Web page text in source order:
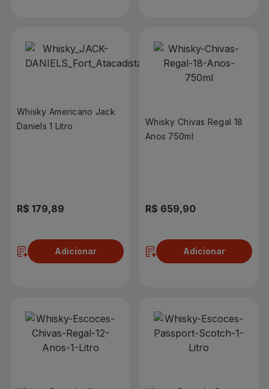
Whisky Americano Jack
Daniels 1 Litro
R$ 179,89
Adicionar
Whisky Chivas Regal 18
Anos 750ml
R$ 659,90
Adicionar